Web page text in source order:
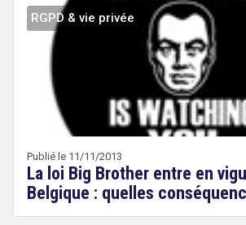
Droit
Technologies
Etienne
RGPD & vie privée
Publié le 11/11/2013
La loi Big Brother entre en
Belgique : quelles